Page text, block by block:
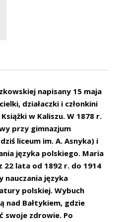
napisany 15 maja
działaczki i członkini
w Kaliszu. W 1878 r.
przy gimnazjum
liceum im. A. Asnyka) i
języka polskiego. Maria
22 lata od 1892 r. do 1914
nauczania języka
polskiej. Wybuch
nad Bałtykiem, gdzie
swoje zdrowie. Po